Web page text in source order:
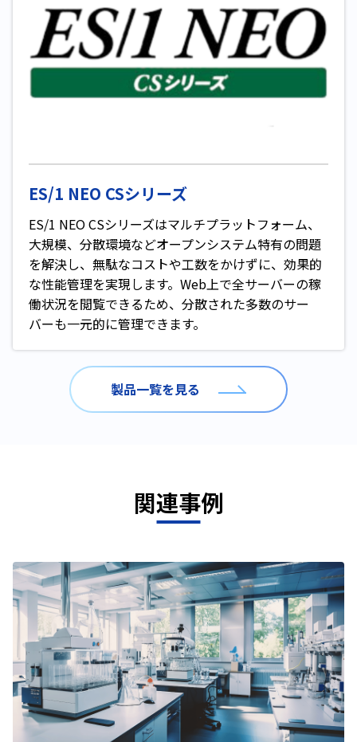
ES/1 NEO CSシリーズ
ES/1 NEO CSシリーズはマルチプラットフォーム、
大規模、分散環境などオープンシステム特有の問題
を解決し、無駄なコストや工数をかけずに、効果的
な性能管理を実現します。Web上で全サーバーの稼
働状況を閲覧できるため、分散された多数のサー
バーも一元的に管理できます。
製品一覧を見る
関連事例